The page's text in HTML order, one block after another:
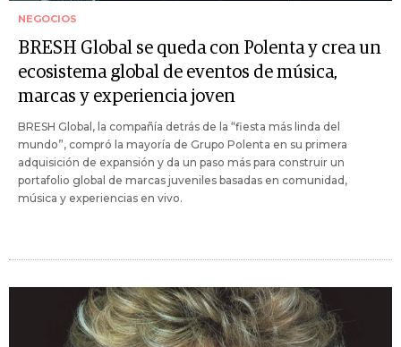
NEGOCIOS
BRESH Global se queda con Polenta y crea un
ecosistema global de eventos de música,
marcas y experiencia joven
BRESH Global, la compañía detrás de la “fiesta más linda del
mundo”, compró la mayoría de Grupo Polenta en su primera
adquisición de expansión y da un paso más para construir un
portafolio global de marcas juveniles basadas en comunidad,
música y experiencias en vivo.